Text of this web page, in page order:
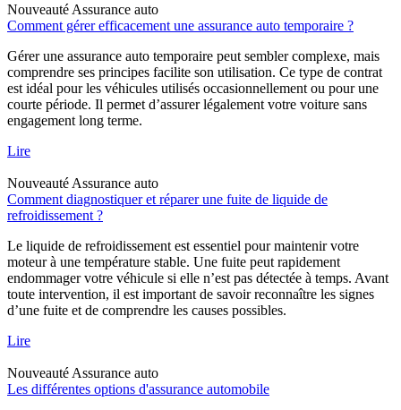
Nouveauté Assurance auto
Comment gérer efficacement une assurance auto temporaire ?
Gérer une assurance auto temporaire peut sembler complexe, mais
comprendre ses principes facilite son utilisation. Ce type de contrat
est idéal pour les véhicules utilisés occasionnellement ou pour une
courte période. Il permet d’assurer légalement votre voiture sans
engagement long terme.
Lire
Nouveauté Assurance auto
Comment diagnostiquer et réparer une fuite de liquide de
refroidissement ?
Le liquide de refroidissement est essentiel pour maintenir votre
moteur à une température stable. Une fuite peut rapidement
endommager votre véhicule si elle n’est pas détectée à temps. Avant
toute intervention, il est important de savoir reconnaître les signes
d’une fuite et de comprendre les causes possibles.
Lire
Nouveauté Assurance auto
Les différentes options d'assurance automobile